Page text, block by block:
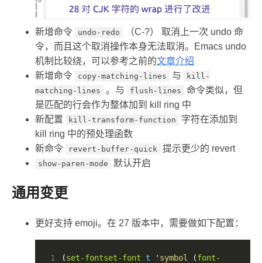
新增命令 undo-redo
（C-?） 取消上一次 undo 命
令，而且这个取消操作本身无法取消。Emacs undo
机制比较绕，可以参考之前的文章介绍
新增命令
copy-matching-lines 与
kill-
matching-lines
。与 flush-lines
命令类似，但
是匹配的行会作为整体加到 kill ring 中
新配置
kill-transform-function
字符在添加到
kill ring 中的预处理函数
新命令
revert-buffer-quick 提示更少的 revert
show-paren-mode 默认开启
通用变更
更好支持 emoji。在 27 版本中，需要做如下配置：
1 (set-fontset-font t 'symbol (font-